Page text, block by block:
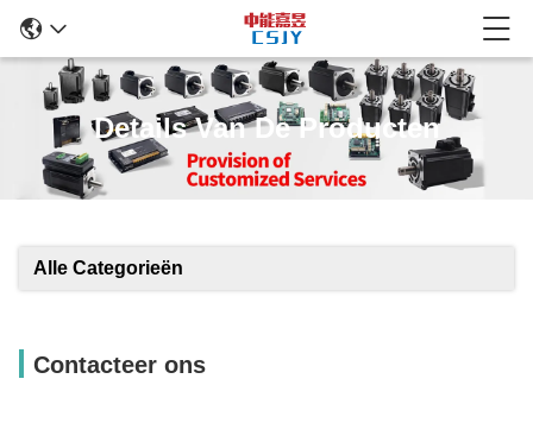
Details Van De Producten
Alle Categorieën
Contacteer ons